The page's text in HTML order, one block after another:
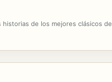
de los mejores clásicos de